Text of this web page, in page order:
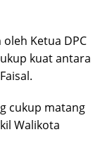
Ketua DPC
kuat antara
cukup matang
Walikota